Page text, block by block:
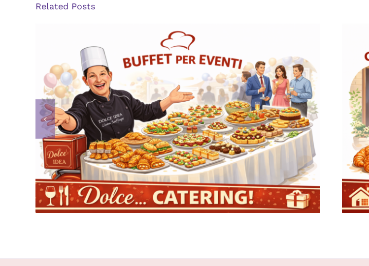
Related Posts
Buffet per eventi